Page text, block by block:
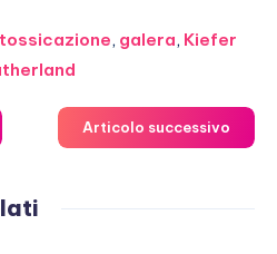
, galera, Kiefer
Articolo successivo